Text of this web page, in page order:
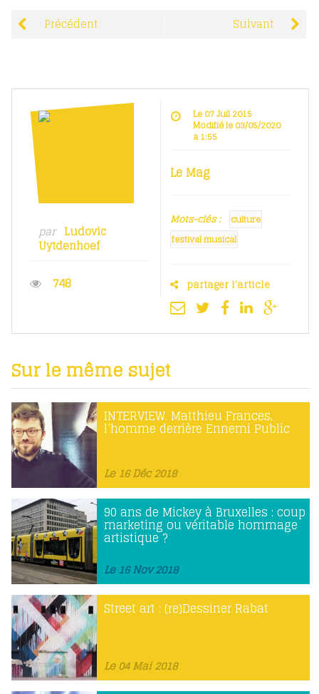
Précédent Suivant
par Ludovic
Uytdenhoef
748
Le 07 Juil 2015
Modifié le 03/05/2020
à 1:55
Le Mag
Mots-clés :
culture
festival musical
partager l'article
Sur le même sujet
INTERVIEW. Matthieu Frances,
l’homme derrière Ennemi Public
Le 16 Déc 2018
90 ans de Mickey à Bruxelles : coup
marketing ou véritable hommage
artistique ?
Le 16 Nov 2018
Street art : (re)Dessiner Rabat
Le 04 Mai 2018